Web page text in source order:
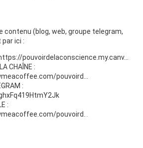
contenu (blog, web, groupe telegram,
par ici :
pouvoirdelaconscience.my.canv...
pouvoird...
pouvoird.